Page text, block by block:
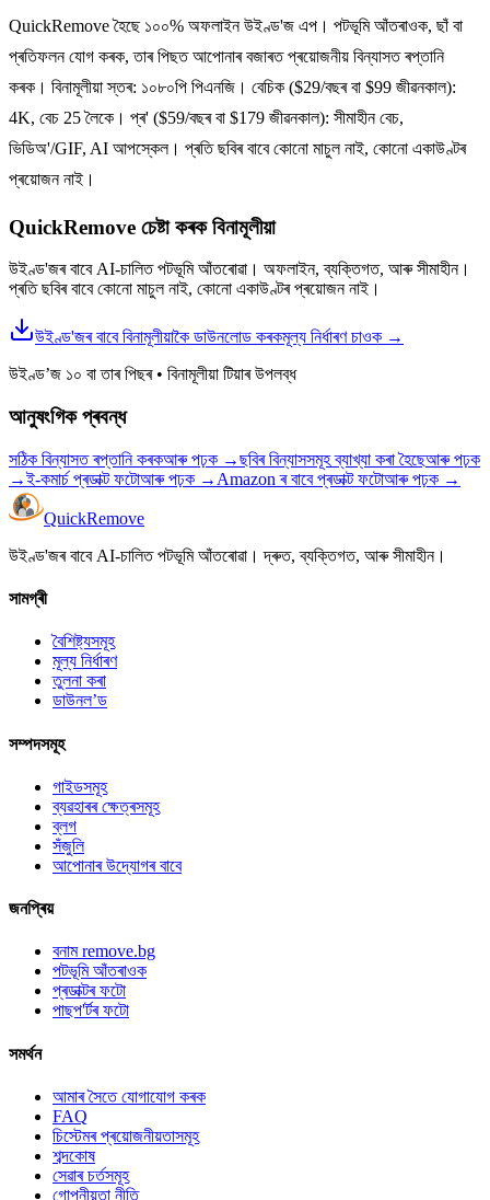
QuickRemove হৈছে ১০০% অফলাইন উইণ্ড'জ এপ। পটভূমি আঁতৰাওক, ছাঁ বা
প্ৰতিফলন যোগ কৰক, তাৰ পিছত আপোনাৰ বজাৰত প্ৰয়োজনীয় বিন্যাসত ৰপ্তানি
কৰক। বিনামূলীয়া স্তৰ: ১০৮০পি পিএনজি। বেচিক ($29/বছৰ বা $99 জীৱনকাল):
4K, বেচ 25 লৈকে। প্ৰ' ($59/বছৰ বা $179 জীৱনকাল): সীমাহীন বেচ,
ভিডিঅ'/GIF, AI আপস্কেল। প্ৰতি ছবিৰ বাবে কোনো মাচুল নাই, কোনো একাউণ্টৰ
প্ৰয়োজন নাই।
QuickRemove চেষ্টা কৰক বিনামূলীয়া
উইণ্ড'জৰ বাবে AI-চালিত পটভূমি আঁতৰোৱা। অফলাইন, ব্যক্তিগত, আৰু সীমাহীন।
প্ৰতি ছবিৰ বাবে কোনো মাচুল নাই, কোনো একাউণ্টৰ প্ৰয়োজন নাই।
উইণ্ড'জৰ বাবে বিনামূলীয়াকৈ ডাউনলোড কৰকমূল্য নিৰ্ধাৰণ চাওক →
উইণ্ড’জ ১০ বা তাৰ পিছৰ• বিনামূলীয়া টিয়াৰ উপলব্ধ
আনুষংগিক প্ৰবন্ধ
সঠিক বিন্যাসত ৰপ্তানি কৰকআৰু পঢ়ক →ছবিৰ বিন্যাসসমূহ ব্যাখ্যা কৰা হৈছেআৰু পঢ়ক
→ই-কমাৰ্চ প্ৰডাক্ট ফটোআৰু পঢ়ক → Amazon ৰ বাবে প্ৰডাক্ট ফটোআৰু পঢ়ক →
QuickRemove
উইণ্ড'জৰ বাবে AI-চালিত পটভূমি আঁতৰোৱা। দ্ৰুত, ব্যক্তিগত, আৰু সীমাহীন।
সামগ্ৰী
বৈশিষ্ট্যসমূহ
মূল্য নিৰ্ধাৰণ
তুলনা কৰা
ডাউনল’ড
সম্পদসমূহ
গাইডসমূহ
ব্যৱহাৰৰ ক্ষেত্ৰসমূহ
ব্লগ
সঁজুলি
আপোনাৰ উদ্যোগৰ বাবে
জনপ্ৰিয়
বনাম remove.bg
পটভূমি আঁতৰাওক
প্ৰডাক্টৰ ফটো
পাছপ'ৰ্টৰ ফটো
সমৰ্থন
আমাৰ সৈতে যোগাযোগ কৰক
FAQ
চিস্টেমৰ প্ৰয়োজনীয়তাসমূহ
শব্দকোষ
সেৱাৰ চৰ্তসমূহ
গোপনীয়তা নীতি